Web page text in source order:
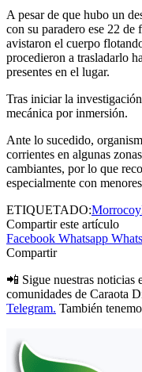
A pesar de que hubo un
con su paradero ese 22 de
avistaron el cuerpo
procedieron a trasladarlo
presentes en el lugar.
Tras iniciar la
mecánica por inmersión.
Ante lo sucedido,
corrientes en algunas
cambiantes, por lo que
especialmente con
ETIQUETADO:Morrocoy
Compartir este artículo
Facebook Whatsapp
Compartir
📲 Sigue nuestras noticias
comunidades de Caraota
Telegram. También